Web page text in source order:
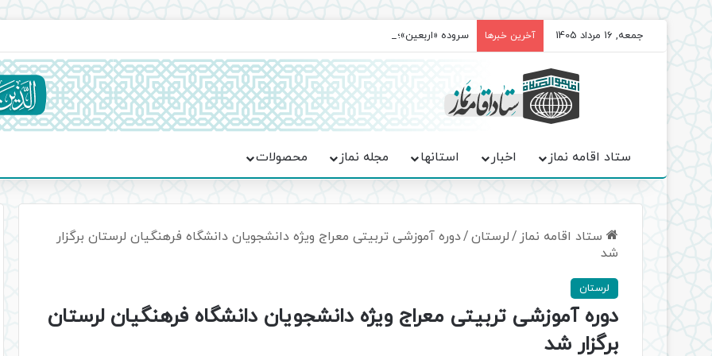
جمعه, 16 مرداد 1405 آخرین خبرها سروده‌ «اربعین»؛ روایت حماسه، استقامت و تمدن‌سازی امت اسلامی
ستاد اقامه نماز اخبار استانها مجله نماز محصولات
ستاد اقامه نماز /لرستان/دوره آموزشی تربیتی معراج ویژه دانشجویان دانشگاه فرهنگیان لرستان برگزار
شد
لرستان
دوره آموزشی تربیتی معراج ویژه دانشجویان دانشگاه فرهنگیان لرستان
برگزار شد